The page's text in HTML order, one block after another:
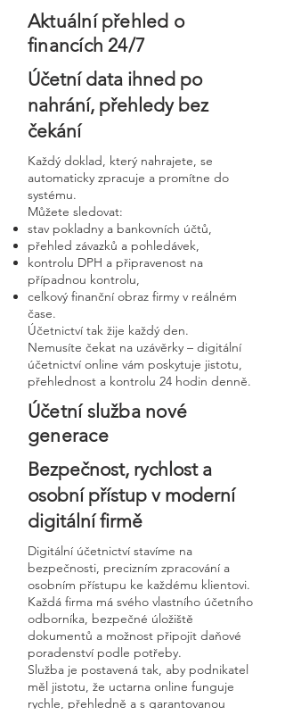
Aktuální přehled o
financích 24/7
Účetní data ihned po
nahrání, přehledy bez
čekání
Každý doklad, který nahrajete, se
automaticky zpracuje a promítne do
systému.
Můžete sledovat:
stav pokladny a bankovních účtů,
přehled závazků a pohledávek,
kontrolu DPH a připravenost na
případnou kontrolu,
celkový finanční obraz firmy v reálném
čase.
Účetnictví tak žije každý den.
Nemusíte čekat na uzávěrky – digitální
účetnictví online vám poskytuje jistotu,
přehlednost a kontrolu 24 hodin denně.
Účetní služba nové
generace
Bezpečnost, rychlost a
osobní přístup v moderní
digitální firmě
Digitální účetnictví stavíme na
bezpečnosti, precizním zpracování a
osobním přístupu ke každému klientovi.
Každá firma má svého vlastního účetního
odborníka, bezpečné úložiště
dokumentů a možnost připojit daňové
poradenství podle potřeby.
Služba je postavená tak, aby podnikatel
měl jistotu, že uctarna online funguje
rychle, přehledně a s garantovanou